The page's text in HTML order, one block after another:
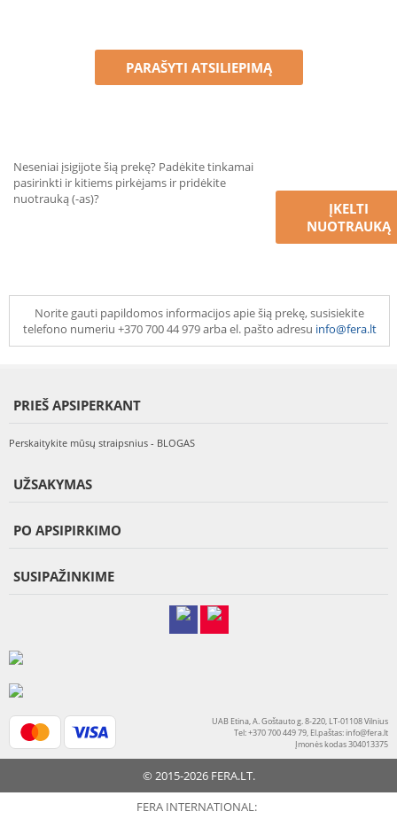
PARAŠYTI ATSILIEPIMĄ
Neseniai įsigijote šią prekę? Padėkite tinkamai
pasirinkti ir kitiems pirkėjams ir pridėkite
nuotrauką (-as)?
ĮKELTI
NUOTRAUKĄ
Norite gauti papildomos informacijos apie šią prekę, susisiekite
telefono numeriu +370 700 44 979 arba el. pašto adresu info@fera.lt
PRIEŠ APSIPERKANT
Perskaitykite mūsų straipsnius - BLOGAS
UŽSAKYMAS
PO APSIPIRKIMO
SUSIPAŽINKIME
UAB Etina, A. Goštauto g. 8-220, LT-01108 Vilnius
Tel: +370 700 449 79, El.paštas:info@fera.lt
Įmonės kodas 304013375
© 2015-2026 FERA.LT.
FERA INTERNATIONAL: